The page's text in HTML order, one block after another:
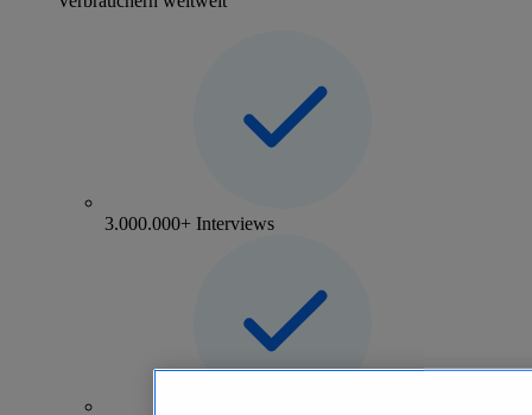
3.000.000+ Interviews